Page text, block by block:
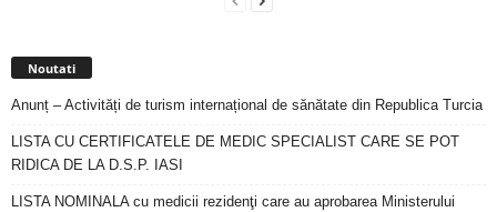
Noutati
Anunț – Activități de turism internațional de sănătate din Republica Turcia
LISTA CU CERTIFICATELE DE MEDIC SPECIALIST CARE SE POT
RIDICA DE LA D.S.P. IASI
LISTA NOMINALA cu medicii rezidenţi care au aprobarea Ministerului